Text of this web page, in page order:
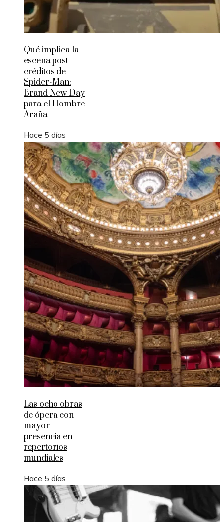
Qué implica la
escena post-
créditos de
Spider-Man:
Brand New Day
para el Hombre
Araña
Hace 5 días
Las ocho obras
de ópera con
mayor
presencia en
repertorios
mundiales
Hace 5 días